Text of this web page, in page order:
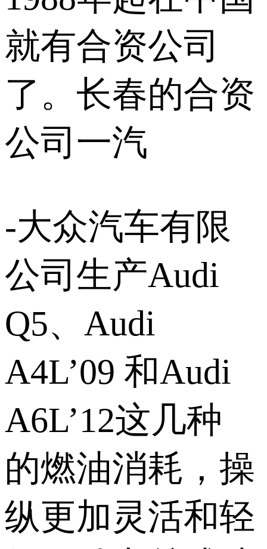
就有合资公司
了。长春的合资
公司一汽
-大众汽车有限
公司生产Audi
Q5、Audi
A4L’09 和Audi
A6L’12这几种
的燃油消耗，操
纵更加灵活和轻